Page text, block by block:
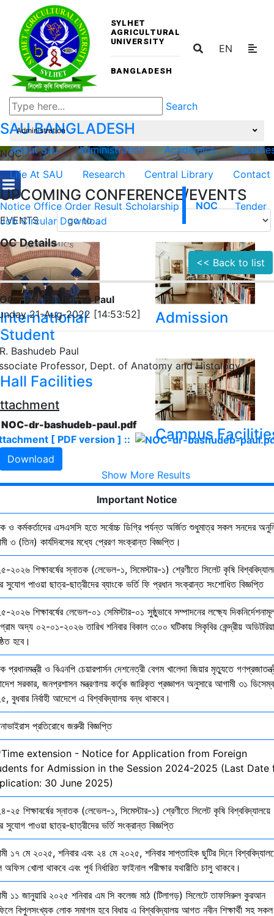
SYLHET
AGRICULTURAL
UNIVERSITY
BANGLADESH
EN
Search
SAUBANGLADESH
About Sau Administration Academics
Life At SAU
Research Central Library Contact
UPCOMING CONFERENCE/EVENTS
EVENTS
International
Student
Admission
Hall Facilities
Campus
Show More Results
Administration
NOC
Notice Office Order Result Scholarship NOC
Tender
Job Circular Download
Details
<< Back to list
- DR. Bashudeb Paul
21-Aug-2022 [14:53:52]
Bashudeb Paul
Professor, Dept. of Anatomy and Histology
NOC-dr-bashudeb-paul.pdf
[ PDF version ] ::
Download
Important Notice
ও কর্মকর্তাদের এসএসসি হতে সর্বোচ্চ ডিগ্রি পর্যন্ত অর্জিত শুধুমাত্র সকল সনদের
৩ (তিন) কার্যদিবসের মধ্যে প্রেরণ সংক্রান্ত বিজ্ঞপ্তি।
২০২৬ শিক্ষাবর্ষের স্নাতক (লেভেল-১, সিমেস্টার-১) শ্রেণীতে সিলেট কৃষি
সুযোগ পাওয়া ছাত্র-ছাত্রীদের ব্যাংকে ভর্তি ফি প্রধান সংক্রান্ত সংশোধিত বিজ্ঞপ্তি
২০২৬ শিক্ষাবর্ষের লেভেল-০১ সেমিস্টার-০১ সুষ্ঠুভাবে সম্পাদনের লক্ষ্যে
অদ্য ০২-০১-২০২৬ তারিখ শনিবার বিকাল ৩:০০ ঘটিকায় সিকৃবির কেন্দ্রীয়
হবে।
প্রধানমন্ত্রী ও বিএনপি চেয়ারপার্সন দেশনেত্রী বেগম খালেদা জিয়ার মৃত্যুতে
সরকার, জনপ্রশাসন মন্ত্রণালয় কর্তৃক জারিকৃত প্রজ্ঞাপন অনুসারে আগামী ৩১
বুধবার নির্বাহী আদেশে এ বিশ্ববিদ্যালয় বন্ধ থাকবে।
প্রতিরোধে জরুরী বিজ্ঞপ্তি
extension - Notice for Application from Foreign
for Admission in the Session 2024-2025 (Last Date
30 June 2025)
২৫ শিক্ষাবর্ষের স্নাতক (লেভেল-১, সিমেস্টার-১) শ্রেণীতে সিলেট কৃষি বিশ্ববিদ্যালয়ে
সুযোগ পাওয়া ছাত্র-ছাত্রীদের ভর্তি সংক্রান্ত বিজ্ঞপ্তি
১৭ মে ২০২৫, শনিবার এবং ২৪ মে ২০২৫, শনিবার সাপ্তাহিক ছুটির দিনে
খোলা থাকবে এবং পূর্ব নির্ধারিত ফাইনাল পরীক্ষার যথারীতি চালু থাকবে।
১১ জানুয়ারি ২০২৫ শনিবার এম সি কলেজ মাঠ (টিলাগড়) সিলেটে তাফসিরুল কুরআন
বিপুলসংখ্যক লোক সমাগম হবে বিধায় এ বিশ্ববিদ্যালয় আগত নবীন শিক্ষার্থী সহ সকল